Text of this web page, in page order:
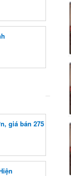
giá bán 275